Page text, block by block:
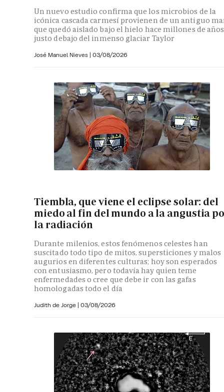
Un nuevo estudio confirma que los microbios de la
icónica cascada carmesí provienen de un antiguo
que quedó aislado bajo el hielo hace millones de años
justo debajo del inmenso glaciar Taylor
José Manuel Nieves | 03/08/2026
Tiembla, que viene el eclipse solar: del
miedo al fin del mundo a la angustia
la radiación
Durante milenios, estos fenómenos celestes han
suscitado todo tipo de mitos, supersticiones y malos
augurios en diferentes culturas; hoy son esperados
con entusiasmo, pero todavía hay quien teme
enfermedades o cree que debe ir con las gafas
homologadas todo el día
Judith de Jorge | 03/08/2026